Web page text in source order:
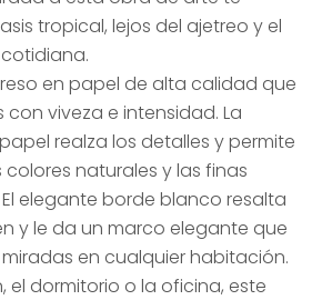
tropical, lejos del ajetreo y el
en papel de alta calidad que
viveza e intensidad. La
realza los detalles y permite
naturales y las finas
elegante borde blanco resalta
y le da un marco elegante que
en cualquier habitación.
el dormitorio o la oficina, este